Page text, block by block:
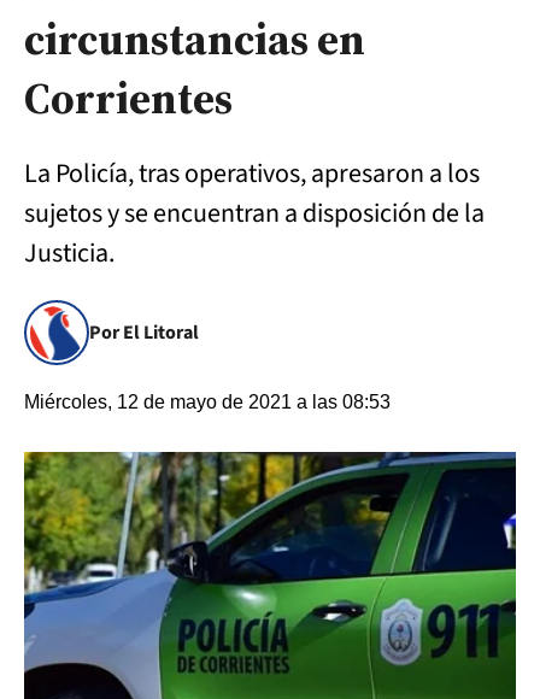
circunstancias en
Corrientes
La Policía, tras operativos, apresaron a los
sujetos y se encuentran a disposición de la
Justicia.
Por El Litoral
Miércoles, 12 de mayo de 2021 a las 08:53